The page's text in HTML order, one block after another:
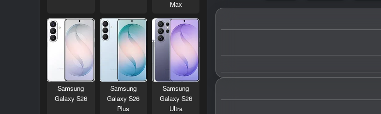
Max
Samsung
Galaxy S26
Ultra
Samsung
Galaxy S26
Plus
Samsung
Galaxy S26